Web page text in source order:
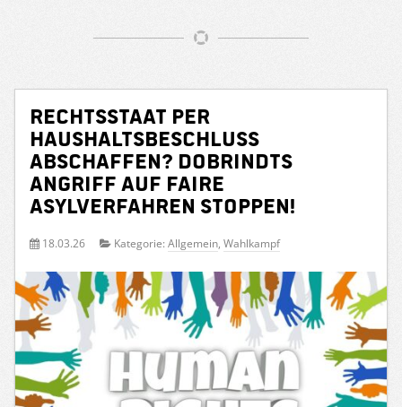
Rechtsstaat per
Haushaltsbeschluss
abschaffen? Dobrindts
Angriff auf faire
Asylverfahren stoppen!
18.03.26 Kategorie: Allgemein, Wahlkampf